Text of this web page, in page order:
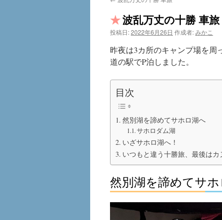
波乱万丈の十勝 車
投稿日:2022年6月26日 作成者:みかこ
昨夜は3カ所のキャンプ場を周
道の駅でP泊しました。
目次
然別湖を諦めてサホロ湖へ
サホロダム湖
いざサホロ湖へ！
いつもと違う十勝旅、最後は
然別湖を諦めてサ